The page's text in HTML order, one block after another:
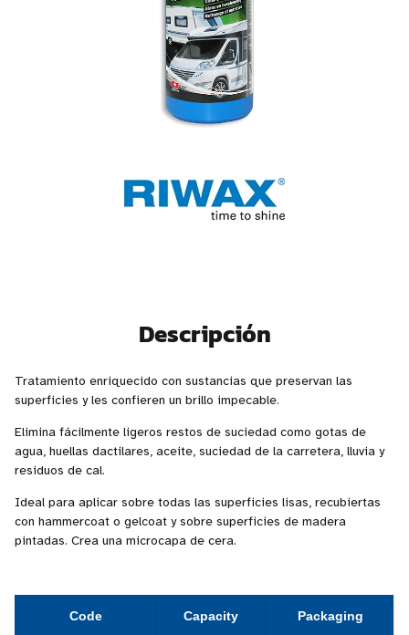
Descripción
Tratamiento enriquecido con sustancias que preservan las
superficies y les confieren un brillo impecable.
Elimina fácilmente ligeros restos de suciedad como gotas de
agua, huellas dactilares, aceite, suciedad de la carretera, lluvia y
residuos de cal.
Ideal para aplicar sobre todas las superficies lisas, recubiertas
con hammercoat o gelcoat y sobre superficies de madera
pintadas. Crea una microcapa de cera.
Code Capacity Packaging